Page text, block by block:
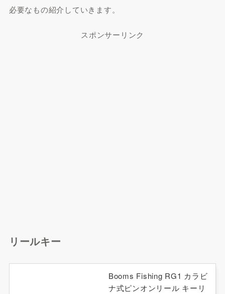
必要なもの紹介していきます。
スポンサーリンク
リールキー
Booms Fishing RG1 カラビ
ナ式ピンオンリール キーリ